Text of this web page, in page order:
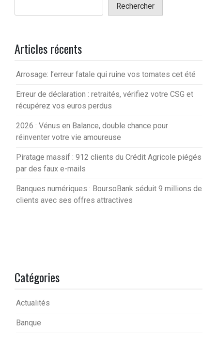
Rechercher
Articles récents
Arrosage: l’erreur fatale qui ruine vos tomates cet été
Erreur de déclaration : retraités, vérifiez votre CSG et
récupérez vos euros perdus
2026 : Vénus en Balance, double chance pour
réinventer votre vie amoureuse
Piratage massif : 912 clients du Crédit Agricole piégés
par des faux e-mails
Banques numériques : BoursoBank séduit 9 millions de
clients avec ses offres attractives
Catégories
Actualités
Banque